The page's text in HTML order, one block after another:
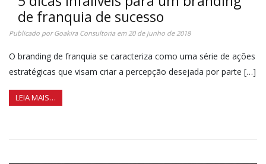
de franquia de sucesso
Publicado porGoakira Consultoriaem20 de junho de 2018
O branding de franquia se caracteriza como uma série de ações
estratégicas que visam criar a percepção desejada por parte […]
LEIA MAIS…